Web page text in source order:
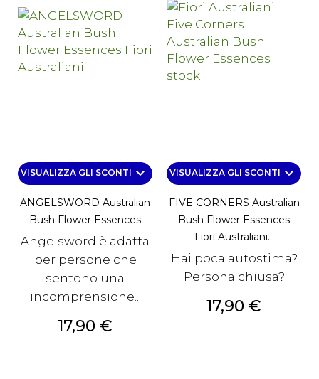
VISUALIZZA GLI SCONTI keyboard_arrow_down
ANGELSWORD Australian
Bush Flower Essences
Angelsword è adatta
per persone che
sentono una
incomprensione...
Prezzo
17,90 €
VISUALIZZA GLI SCONTI keyboard_arrow_down
FIVE CORNERS Australian
Bush Flower Essences
Fiori Australiani...
Hai poca autostima?
Persona chiusa?
Prezzo
17,90 €